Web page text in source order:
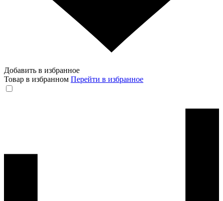
Добавить в избранное
Товар в избранном Перейти в избранное